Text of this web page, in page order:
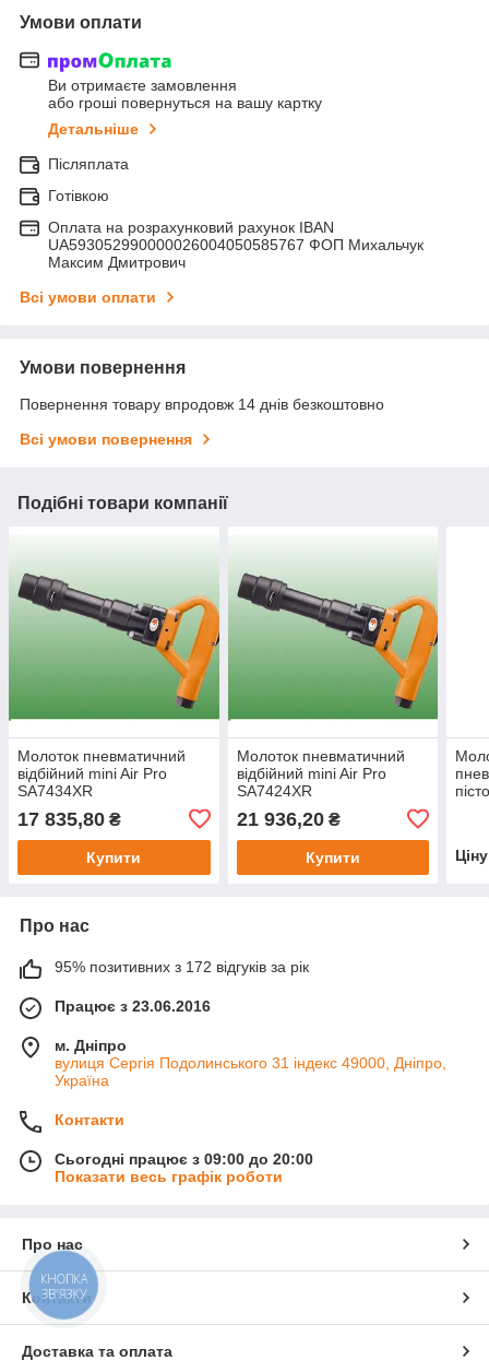
Умови оплати
Ви отримаєте замовлення
або гроші повернуться на вашу картку
Детальніше
Післяплата
Готівкою
Оплата на розрахунковий рахунок IBAN
UA593052990000026004050585767 ФОП Михальчук
Максим Дмитрович
Всі умови оплати
Умови повернення
Повернення товару впродовж 14 днів безкоштовно
Всі умови повернення
Подібні товари компанії
Молоток пневматичний
відбійний mini Air Pro
SA7434XR
17 835,80 ₴
Купити
Молоток пневматичний
відбійний mini Air Pro
SA7424XR
21 936,20₴
Купити
Про нас
95% позитивних з 172 відгуків за рік
Працює з 23.06.2016
м. Дніпро
вулиця Сергія Подолинського 31 індекс 49000, Дніпро,
Україна
Контакти
Сьогодні працює з 09:00 до 20:00
Показати весь графік роботи
Про нас
Контакти
Доставка та оплата
КНОПКА
ЗВ'ЯЗКУ